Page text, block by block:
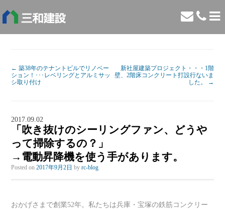
← 築38年のテナントビルでリノベー
ション！･･･レベリングとアルミサッ
シ取り付け
新社屋建築プロジェクト・・・1階
壁、2階床コンクリート打設行ないま
した。
→
2017.09.02
「吹き抜けのシーリングファン、どうや
って掃除するの？」
→電動昇降機を使う手があります。
Posted on2017年9月2日 byrc-blog
おかげさまで創業52年。私たちは兵庫・宝塚の鉄筋コンクリー